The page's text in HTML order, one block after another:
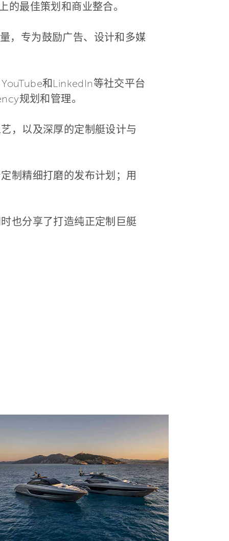
最佳策划和商业整合。
，专为鼓励广告、设计和多媒
和LinkedIn等社交平台
规划和管理。
，以及深厚的定制艇设计与
制精细打磨的发布计划；用
也分享了打造纯正定制巨艇